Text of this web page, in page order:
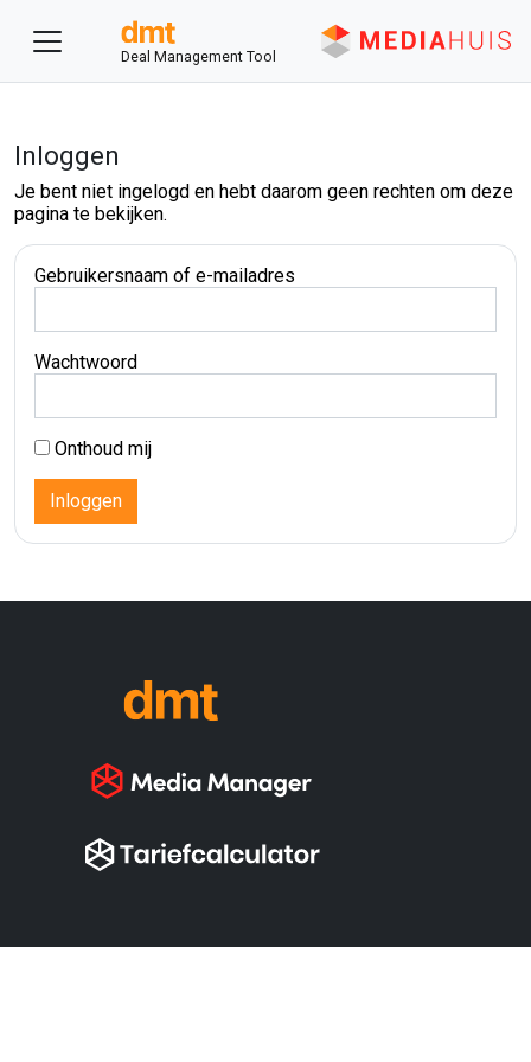
Deal Management Tool
Inloggen
Je bent niet ingelogd en hebt daarom geen rechten om deze
pagina te bekijken.
Gebruikersnaam of e-mailadres
Wachtwoord
Onthoud mij